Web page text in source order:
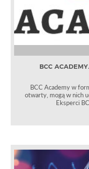
BCC
BCC Academy w
otwarty, mogą w nich
Eksperci